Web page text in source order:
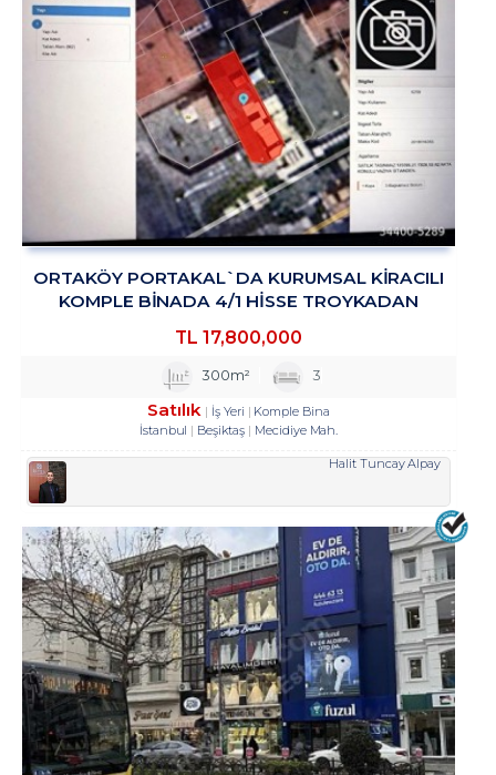
ORTAKÖY PORTAKAL`DA KURUMSAL KIRACILI
KOMPLE BINADA 4/1 HISSE TROYKADAN
TL 17,800,000
300m² 3
Satılık İş Yeri
Komple Bina
İstanbul
Beşiktaş Mecidiye Mah.
Halit Tuncay Alpay